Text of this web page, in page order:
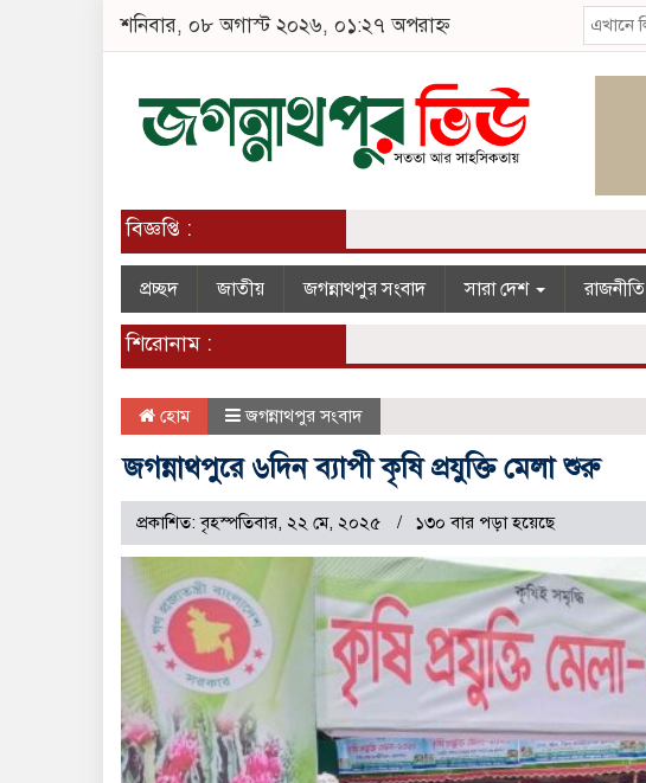
শনিবার, ০৮ অগাস্ট ২০২৬, ০১:২৭ অপরাহ্ন
বিজ্ঞপ্তি :
প্রচ্ছদ জাতীয় জগন্নাথপুর সংবাদ সারা দেশ রাজনীতি
শিরোনাম :
হোম জগন্নাথপুর সংবাদ
জগন্নাথপুরে ৬দিন ব্যাপী কৃষি প্রযুক্তি মেলা শুরু
প্রকাশিত: বৃহস্পতিবার, ২২ মে, ২০২৫ ১৩০ বার পড়া হয়েছে